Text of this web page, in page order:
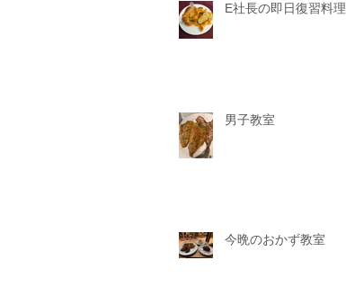
E社長の即日復習料理
男子教室
今晩のおかず教室